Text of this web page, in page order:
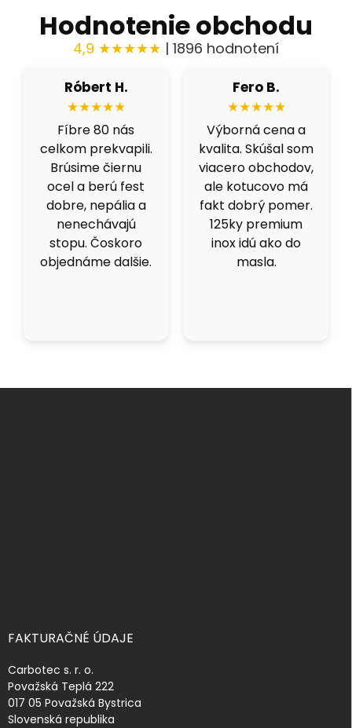
Hodnotenie obchodu
4,9 ★★★★★ | 1896 hodnotení
Róbert H.
★★★★★
Fíbre 80 nás
celkom prekvapili.
Brúsime čiernu
ocel a berú fest
dobre, nepália a
nenechávajú
stopu. Čoskoro
objednáme dalšie.
Fero B.
★★★★★
Výborná cena a
kvalita. Skúšal som
viacero obchodov,
ale kotucovo má
fakt dobrý pomer.
125ky premium
inox idú ako do
masla.
FAKTURAČNÉ ÚDAJE
Carbotec s. r. o.
Považská Teplá 222
017 05 Považská Bystrica
Slovenská republika